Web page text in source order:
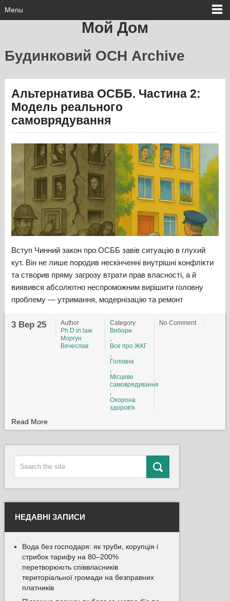
Menu
Мой Дом
Будинковий ОСН Archive
Альтернатива ОСББ. Частина 2:
Модель реального
самоврядування
Вступ Чинний закон про ОСББ завів ситуацію в глухий
кут. Він не лише породив нескінченні внутрішні конфлікти
та створив пряму загрозу втрати прав власності, а й
виявився абсолютно неспроможним вирішити головну
проблему — утримання, модернізацію та ремонт
3 Вер 25
Author
Ph.D in law
Моргун
Вячеслав
Category
Вибори
Все про ЖКГ
Головна
Місцеве
самоврядування
Охорона
здоров'я
No Comment
Read More
НЕДАВНІ ЗАПИСИ
Вода без господаря: як труби, корупція і
стрибок тарифу на 80–200%
перетворюють співвласників
територіальної громади на безправних
платників